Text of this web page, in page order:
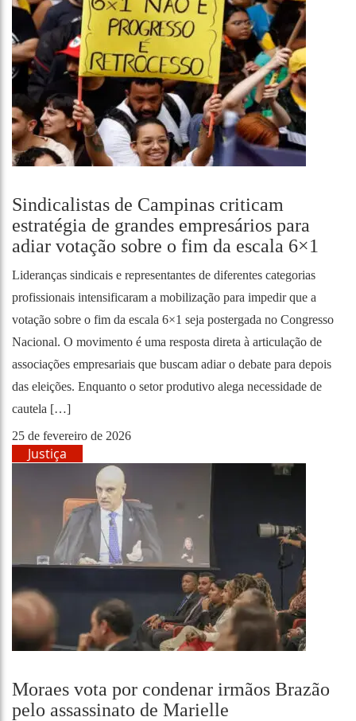
Sindicalistas de Campinas criticam
estratégia de grandes empresários para
adiar votação sobre o fim da escala 6×1
Lideranças sindicais e representantes de diferentes categorias
profissionais intensificaram a mobilização para impedir que a
votação sobre o fim da escala 6×1 seja postergada no Congresso
Nacional. O movimento é uma resposta direta à articulação de
associações empresariais que buscam adiar o debate para depois
das eleições. Enquanto o setor produtivo alega necessidade de
cautela […]
25 de fevereiro de 2026
Justiça
Moraes vota por condenar irmãos Brazão
pelo assassinato de Marielle